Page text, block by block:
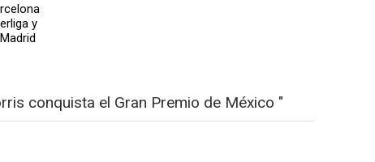
y
conquista el Gran Premio de México "